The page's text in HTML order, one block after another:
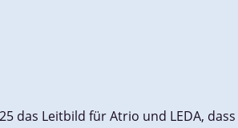
das Leitbild für Atrio und LEDA,